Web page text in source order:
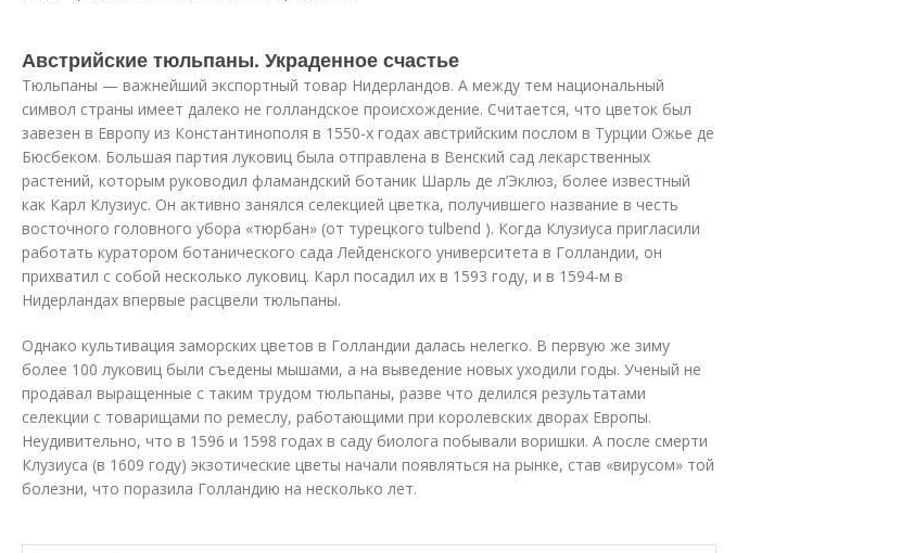
Австрийские тюльпаны. Украденное счастье
Тюльпаны — важнейший экспортный товар Нидерландов. А между тем национальный
символ страны имеет далеко не голландское происхождение. Считается, что цветок был
завезен в Европу из Константинополя в 1550-х годах австрийским послом в Турции Ожье де
Бюсбеком. Большая партия луковиц была отправлена в Венский сад лекарственных
растений, которым руководил фламандский ботаник Шарль де л’Эклюз, более известный
как Карл Клузиус. Он активно занялся селекцией цветка, получившего название в честь
восточного головного убора «тюрбан» (от турецкого tulbend ). Когда Клузиуса пригласили
работать куратором ботанического сада Лейденского университета в Голландии, он
прихватил с собой несколько луковиц. Карл посадил их в 1593 году, и в 1594-м в
Нидерландах впервые расцвели тюльпаны.
Однако культивация заморских цветов в Голландии далась нелегко. В первую же зиму
более 100 луковиц были съедены мышами, а на выведение новых уходили годы. Ученый не
продавал выращенные с таким трудом тюльпаны, разве что делился результатами
селекции с товарищами по ремеслу, работающими при королевских дворах Европы.
Неудивительно, что в 1596 и 1598 годах в саду биолога побывали воришки. А после смерти
Клузиуса (в 1609 году) экзотические цветы начали появляться на рынке, став «вирусом» той
болезни, что поразила Голландию на несколько лет.